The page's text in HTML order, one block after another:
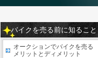
バイクを売る前に知ること
オークションでバイクを売る
メリットとディメリット